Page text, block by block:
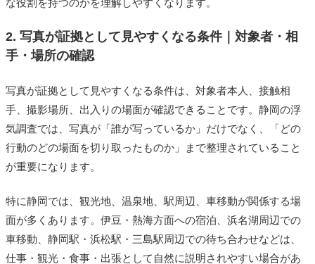
な役割を持つのかを理解しやすくなります。
2. 写真が証拠として見やすくなる条件｜対象者・相
手・場所の確認
写真が証拠として見やすくなる条件は、対象者本人、接触相
手、撮影場所、出入りの場面が確認できることです。静岡の浮
気調査では、写真が「誰が写っているか」だけでなく、「どの
行動のどの場面を切り取ったものか」まで整理されていること
が重要になります。
特に静岡では、観光地、温泉地、駅周辺、車移動が関係する場
面が多くあります。伊豆・熱海方面への宿泊、浜名湖周辺での
車移動、静岡駅・浜松駅・三島駅周辺での待ち合わせなどは、
仕事・観光・食事・出張として自然に説明されやすい場合があ